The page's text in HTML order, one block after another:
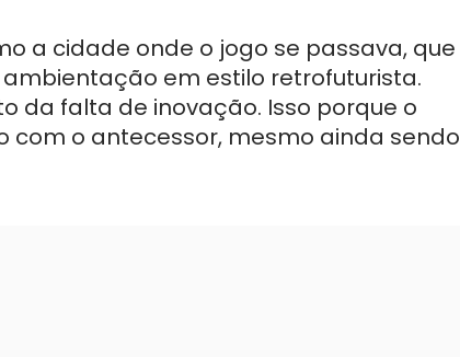
a cidade onde o jogo se passava, que
ambientação em estilo retrofuturista.
da falta de inovação. Isso porque o
o antecessor, mesmo ainda sendo